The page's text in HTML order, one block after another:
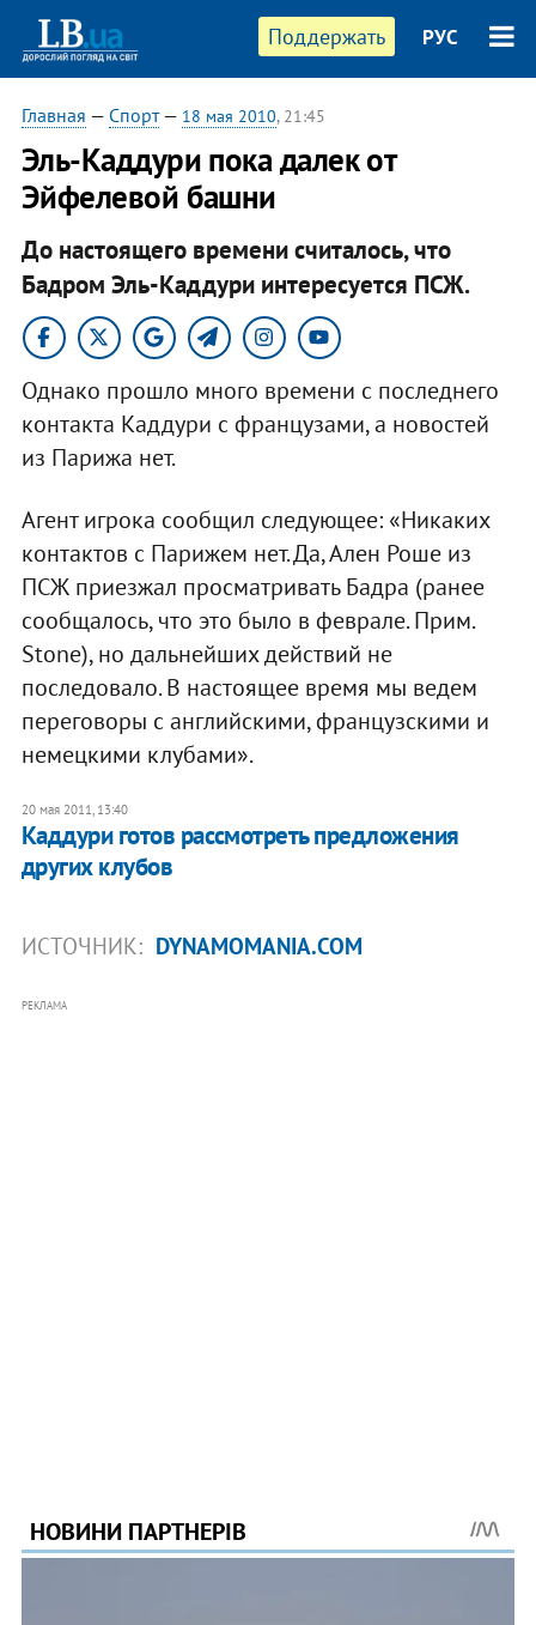
Поддержать РУС
Главная — Спорт— 18 мая 2010, 21:45
Эль-Каддури пока далек от
Эйфелевой башни
До настоящего времени считалось, что
Бадром Эль-Каддури интересуется ПСЖ.
Однако прошло много времени с последнего
контакта Каддури с французами, а новостей
из Парижа нет.
Агент игрока сообщил следующее: «Никаких
контактов с Парижем нет. Да, Ален Роше из
ПСЖ приезжал просматривать Бадра (ранее
сообщалось, что это было в феврале. Прим.
Stone), но дальнейших действий не
последовало. В настоящее время мы ведем
переговоры с английскими, французскими и
немецкими клубами».
20 мая 2011, 13:40
Каддури готов рассмотреть предложения
других клубов
ИСТОЧНИК: DYNAMOMANIA.COM
РЕКЛАМА